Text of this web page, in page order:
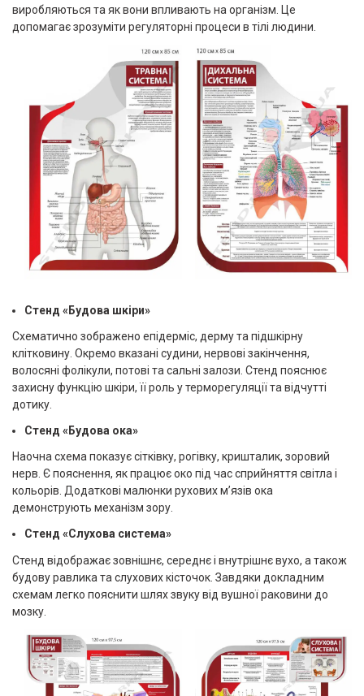
виробляються та як вони впливають на організм. Це
допомагає зрозуміти регуляторні процеси в тілі людини.
Стенд «Будова шкіри»
Схематично зображено епідерміс, дерму та підшкірну
клітковину. Окремо вказані судини, нервові закінчення,
волосяні фолікули, потові та сальні залози. Стенд пояснює
захисну функцію шкіри, її роль у терморегуляції та відчутті
дотику.
Стенд «Будова ока»
Наочна схема показує сітківку, рогівку, кришталик, зоровий
нерв. Є пояснення, як працює око під час сприйняття світла і
кольорів. Додаткові малюнки рухових м’язів ока
демонструють механізм зору.
Стенд «Слухова система»
Стенд відображає зовнішнє, середнє і внутрішнє вухо, а також
будову равлика та слухових кісточок. Завдяки докладним
схемам легко пояснити шлях звуку від вушної раковини до
мозку.